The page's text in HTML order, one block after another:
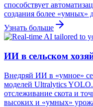
способствует
создания более «умных»
Узнать больше
ИИ в сельском
Внедряй ИИ в «умное»
моделей Ultralytics
отслеживание скота и
высоких и «умных»